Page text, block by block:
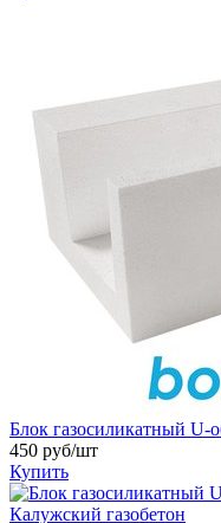
Блок газосиликатный U-
450 руб/шт
Купить